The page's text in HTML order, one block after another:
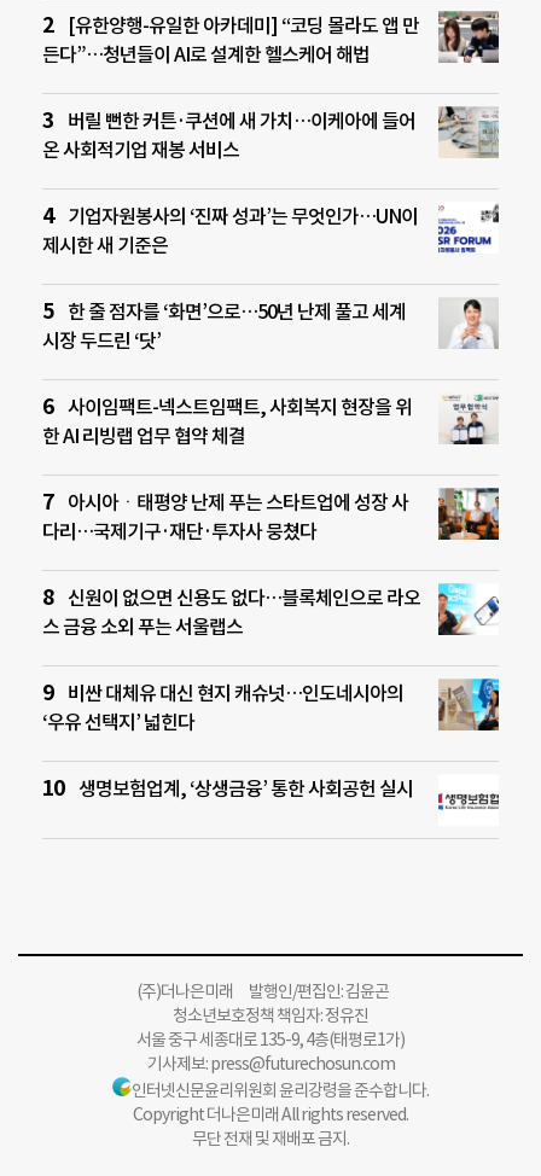
[유한양행-유일한 아카데미] “코딩 몰라도 앱 만
든다”…청년들이 AI로 설계한 헬스케어 해법
버릴 뻔한 커튼·쿠션에 새 가치…이케아에 들어
온 사회적기업 재봉 서비스
기업자원봉사의 ‘진짜 성과’는 무엇인가…UN이
제시한 새 기준은
한 줄 점자를 ‘화면’으로…50년 난제 풀고 세계
시장 두드린 ‘닷’
사이임팩트-넥스트임팩트, 사회복지 현장을 위
한 AI 리빙랩 업무 협약 체결
아시아ㆍ태평양 난제 푸는 스타트업에 성장 사
다리…국제기구·재단·투자사 뭉쳤다
신원이 없으면 신용도 없다…블록체인으로 라오
스 금융 소외 푸는 서울랩스
비싼 대체유 대신 현지 캐슈넛…인도네시아의
‘우유 선택지’ 넓힌다
생명보험업계, ‘상생금융’ 통한 사회공헌 실시
(주)더나은미래 발행인/편집인: 김윤곤
청소년보호정책 책임자: 정유진
서울 중구 세종대로 135-9, 4층(태평로1가)
기사제보:press@futurechosun.com
인터넷신문윤리위원회 윤리강령을 준수합니다.
Copyright 더나은미래 All rights reserved.
무단 전재 및 재배포 금지.